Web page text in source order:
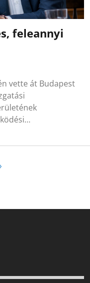
feleannyi
vette át Budapest